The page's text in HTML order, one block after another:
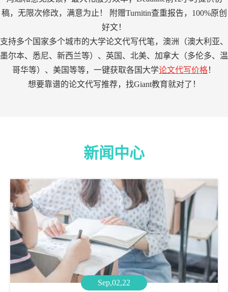
稿，无限次修改，满意为止！ 附赠Turnitin查重报告，100%原创
好文！
支持多个国家多个城市的大学论文代写代笔，澳洲（澳大利亚、
墨尔本、悉尼、新西兰等）、英国、北美、加拿大（多伦多、温
哥华等）、美国等等，一键获取各国大学论文代写价格！
想要靠谱的论文代写推荐，找Giant教育就对了！
新闻中心
Sep,02,22